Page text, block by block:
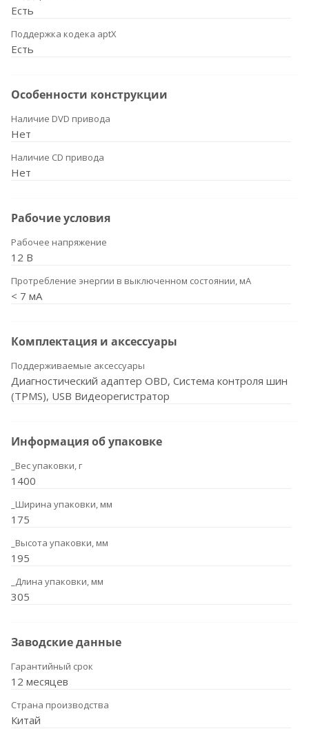
Есть
Поддержка кодека aptX
Есть
Особенности конструкции
Наличие DVD привода
Нет
Наличие CD привода
Нет
Рабочие условия
Рабочее напряжение
12 В
Протребление энергии в выключенном состоянии, мА
< 7 мА
Комплектация и аксессуары
Поддерживаемые аксессуары
Диагностический адаптер OBD, Система контроля шин
(TPMS), USB Видеорегистратор
Информация об упаковке
_Вес упаковки, г
1400
_Ширина упаковки, мм
175
_Высота упаковки, мм
195
_Длина упаковки, мм
305
Заводские данные
Гарантийный срок
12 месяцев
Страна производства
Китай